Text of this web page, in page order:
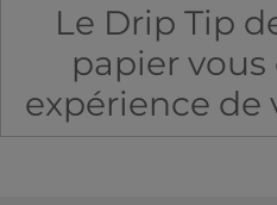
Le Drip Tip
papier
expérience de
à celle d'une